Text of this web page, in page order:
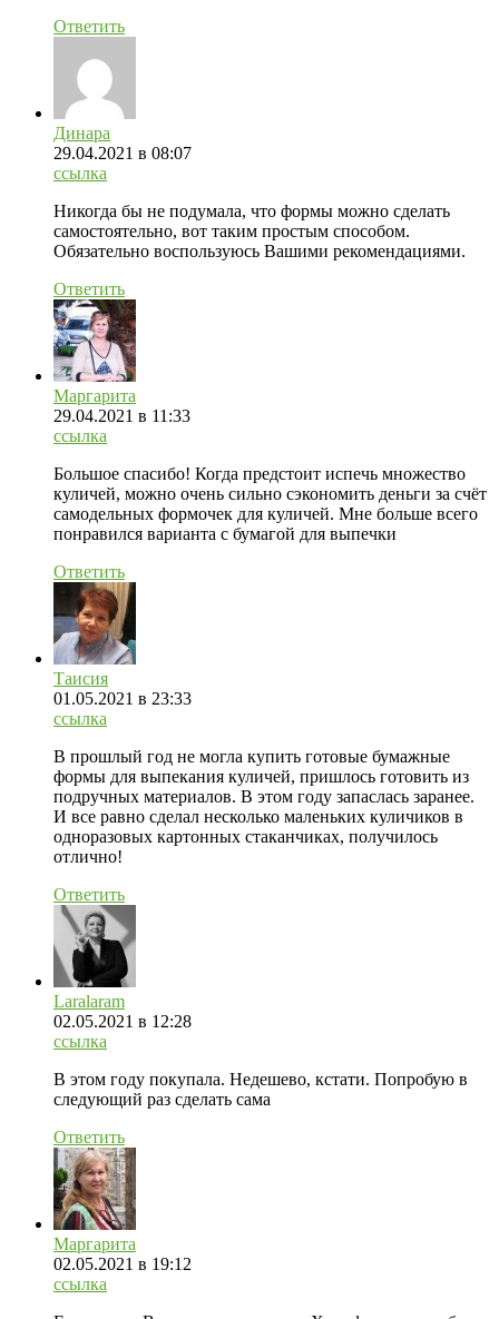
Ответить
Динара
29.04.2021 в 08:07
ссылка
Никогда бы не подумала, что формы можно сделать
самостоятельно, вот таким простым способом.
Обязательно воспользуюсь Вашими рекомендациями.
Ответить
Маргарита
29.04.2021 в 11:33
ссылка
Большое спасибо! Когда предстоит испечь множество
куличей, можно очень сильно сэкономить деньги за счёт
самодельных формочек для куличей. Мне больше всего
понравился варианта с бумагой для выпечки
Ответить
Таисия
01.05.2021 в 23:33
ссылка
В прошлый год не могла купить готовые бумажные
формы для выпекания куличей, пришлось готовить из
подручных материалов. В этом году запаслась заранее.
И все равно сделал несколько маленьких куличиков в
одноразовых картонных стаканчиках, получилось
отлично!
Ответить
Laralaram
02.05.2021 в 12:28
ссылка
В этом году покупала. Недешево, кстати. Попробую в
следующий раз сделать сама
Ответить
Маргарита
02.05.2021 в 19:12
ссылка